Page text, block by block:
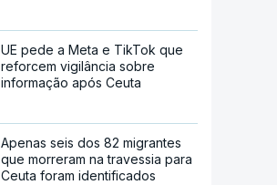
UE pede a Meta e TikTok que
reforcem vigilância sobre
informação após Ceuta
Apenas seis dos 82 migrantes
que morreram na travessia para
Ceuta foram identificados